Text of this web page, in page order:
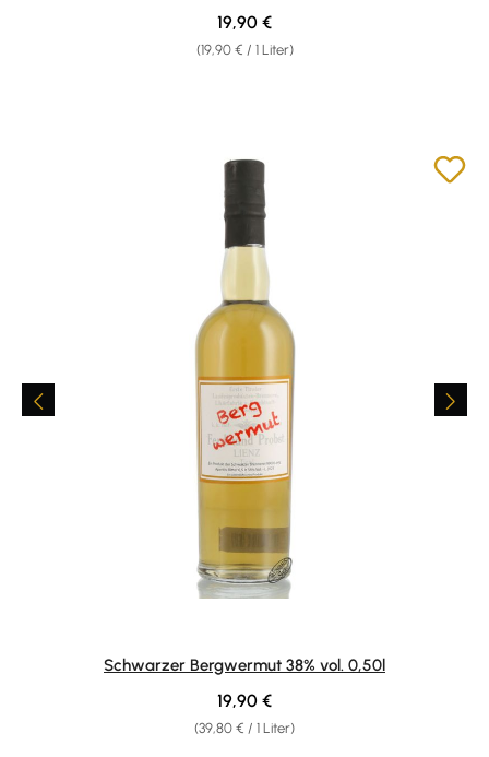
(19,90 € / 1 Liter)
Regulärer Preis:
19,90 €
Schwarzer Bergwermut 38% vol. 0,50l
(39,80 € / 1 Liter)
Regulärer Preis:
19,90 €